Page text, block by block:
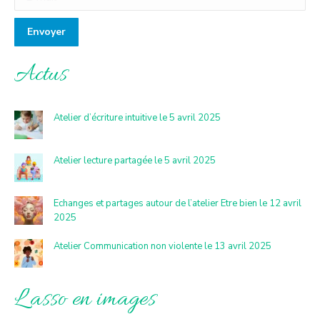
Envoyer
Actus
Atelier d’écriture intuitive le 5 avril 2025
Atelier lecture partagée le 5 avril 2025
Echanges et partages autour de l’atelier Etre bien le 12 avril
2025
Atelier Communication non violente le 13 avril 2025
L’asso en images